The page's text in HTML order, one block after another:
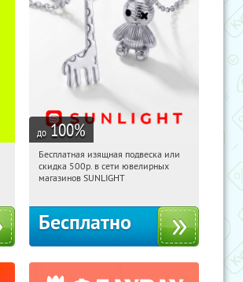
до 100%
10:11:57 Получили:
Россия
Бесплатная изящная подвеска или
скидка 500р. в сети ювелирных
магазинов SUNLIGHT
Бесплатно